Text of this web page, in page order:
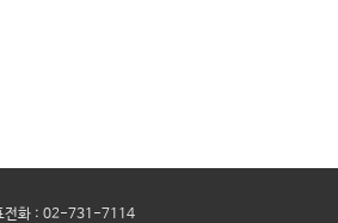
전화 : 02-731-7114